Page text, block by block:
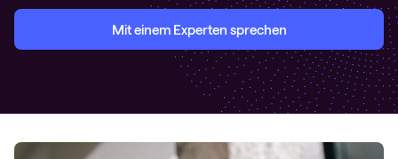
Mit einem Experten sprechen